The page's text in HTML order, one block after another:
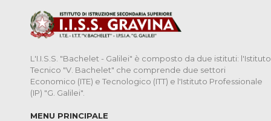
L'I.I.S.S. "Bachelet - Galilei" è composto da due istituti: l'Istituto
Tecnico "V. Bachelet" che comprende due settori
Economico (ITE) e Tecnologico (ITT) e l'Istituto Professionale
(IP) "G. Galilei".
MENU PRINCIPALE